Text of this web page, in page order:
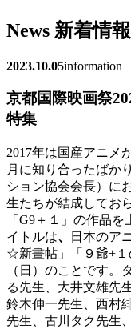
News 新着情報
2023.10.05information
京都国際映画祭
特集
2017年は国産アニメ
月に知り合ったばか
ション協会会長）に
生たちが結成してお
「G9＋１」の作品
イトルは、
日本のア
☆新畫帖」「９爺+
（日）のことです。
る先生、大井文雄先
鈴木伸一先生、西村
先生、古川タク先生